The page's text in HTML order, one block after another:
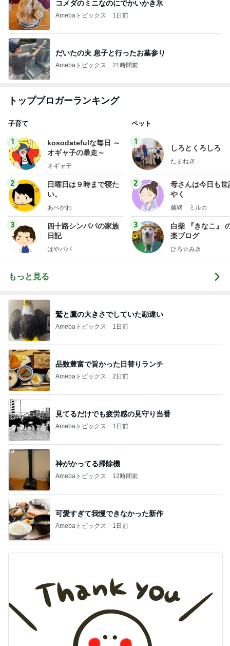
コメダのミニなのにでかいかき氷
Amebaトピックス 1日前
だいたの夫 息子と行ったお墓参り
Amebaトピックス 21時間前
トップブロガーランキング
子育て
1
kosodatefulな毎日 ～
オギャ子の暴走～
オギャ子
2
日曜日は９時まで寝た
い。
あべかわ
3
四十路シンパパの家族
日記
はやパパ
ペット
1
しろとくろしろ
たまねぎ
2
母さんは今日も世
やく
藤緒 ミルカ
3
白柴 『きなこ』
楽ブログ
ひろ☆みき
もっと見る
鷲と鷹の大きさでしていた勘違い
Amebaトピックス 1日前
品数豊富で旨かった日替りランチ
Amebaトピックス 2日前
見てるだけでも疲労感の見守り当番
Amebaトピックス 1日前
神がかってる掃除機
Amebaトピックス 12時間前
可愛すぎて我慢できなかった新作
Amebaトピックス 1日前